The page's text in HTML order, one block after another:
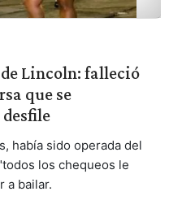
Lincoln: falleció
que se
había sido operada del
los chequeos le
a bailar.